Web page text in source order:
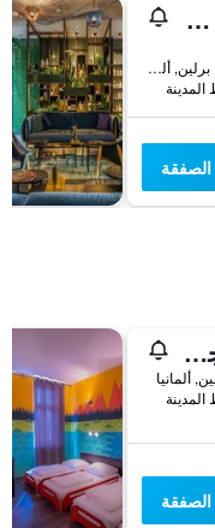
ذا سيركوس هوستل
Weinbergsweg 1a, برلين, ألمانيا
هارت أوف جولد هوستل برلين